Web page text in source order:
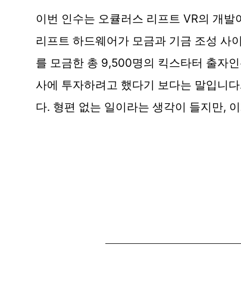
이번 인수는 오큘러스 리프트 VR의 개
리프트 하드웨어가 모금과 기금 조성 사
를 모금한 총 9,500명의 킥스타터 출자
사에 투자하려고 했다기 보다는 말입니
다. 형편 없는 일이라는 생각이 들지만,